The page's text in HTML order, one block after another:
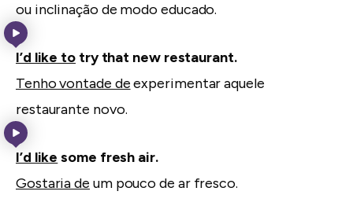
ou inclinação de modo educado.
I’d like to try that new restaurant.
Tenho vontade deexperimentar aquele
restaurante novo.
I’d like some fresh air.
Gostaria de um pouco de ar fresco.